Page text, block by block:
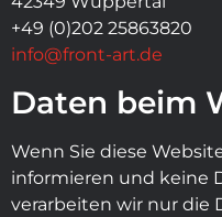
+49 (0)202 25863820
info@front-art.de
Daten beim
Wenn Sie diese
informieren und keine
verarbeiten wir nur die